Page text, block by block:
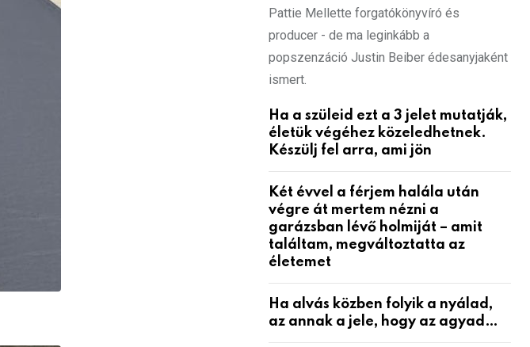
Pattie Mellette forgatókönyvíró és
producer - de ma leginkább a
popszenzáció Justin Beiber édesanyjaként
ismert.
Ha a szüleid ezt a 3 jelet mutatják,
életük végéhez közeledhetnek.
Készülj fel arra, ami jön
Két évvel a férjem halála után
végre át mertem nézni a
garázsban lévő holmiját – amit
találtam, megváltoztatta az
életemet
Ha alvás közben folyik a nyálad,
az annak a jele, hogy az agyad…